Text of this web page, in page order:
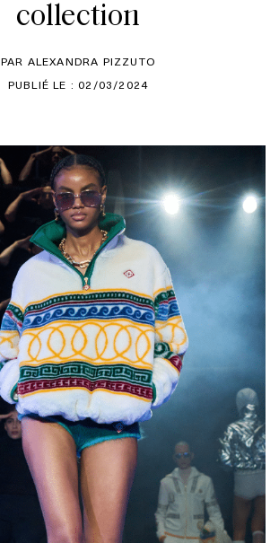
collection
PAR ALEXANDRA PIZZUTO
PUBLIÉ LE : 02/03/2024